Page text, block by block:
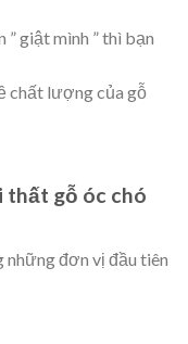
giật mình ” thì bạn
chất lượng của gỗ
thất gỗ óc chó
những đơn vị đầu tiên